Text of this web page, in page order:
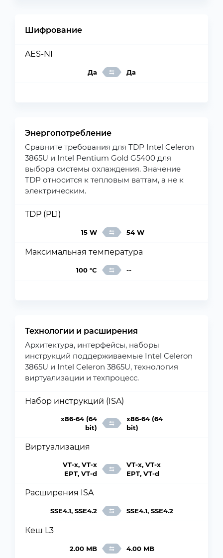
Шифрование
AES-NI
Да Да
Энергопотребление
Сравните требования для TDP Intel Celeron
3865U и Intel Pentium Gold G5400 для
выбора системы охлаждения. Значение
TDP относится к тепловым ваттам, а не к
электрическим.
TDP (PL1)
15 W 54 W
Максимальная температура
100 °C --
Технологии и расширения
Архитектура, интерфейсы, наборы
инструкций поддерживаемые Intel Celeron
3865U и Intel Celeron 3865U, технология
виртуализации и техпроцесс.
Набор инструкций (ISA)
x86-64 (64
bit)
x86-64 (64
bit)
Виртуализация
VT-x, VT-x
EPT, VT-d
VT-x, VT-x
EPT, VT-d
Расширения ISA
SSE4.1, SSE4.2 SSE4.1, SSE4.2
Кеш L3
2.00 MB 4.00 MB